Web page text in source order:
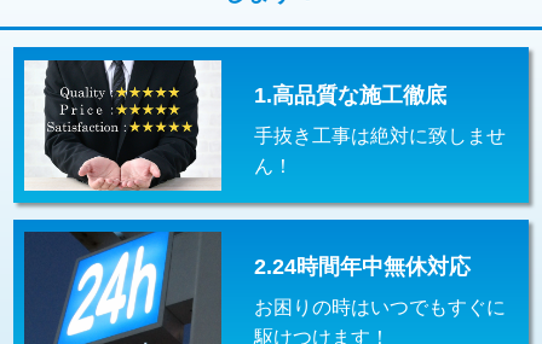
止水・漏水調査・防水処理・清掃・修
理・調整・分解・加工など（重作業）
33,000円
その他部品の脱着 8,800円～
交換・取付（タンク） 22,000円+材料費
交換・取付(単水栓（壁付・デッキ
式）)
13,200円+材料費
交換・取付(混合水栓（壁付・デッキ
式・ワンホール）)
16,500円+材料費
1.高品質な施工徹底
手抜き工事は絶対に致しませ
ん！
2.24時間年中無休対応
お困りの時はいつでもすぐに
駆けつけます！